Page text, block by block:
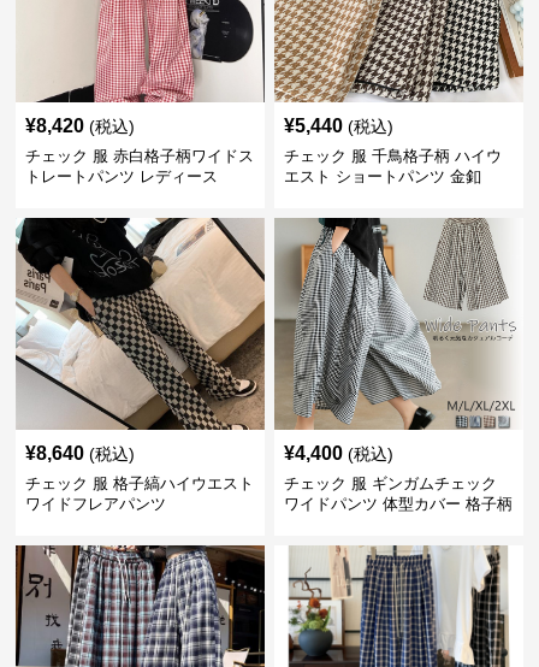
¥8,420 (税込)
チェック 服 赤白格子柄ワイドス
トレートパンツ レディース
¥5,440 (税込)
チェック 服 千鳥格子柄 ハイウ
エスト ショートパンツ 金釦
¥8,640 (税込)
チェック 服 格子縞ハイウエスト
ワイドフレアパンツ
¥4,400 (税込)
チェック 服 ギンガムチェック
ワイドパンツ 体型カバー 格子柄